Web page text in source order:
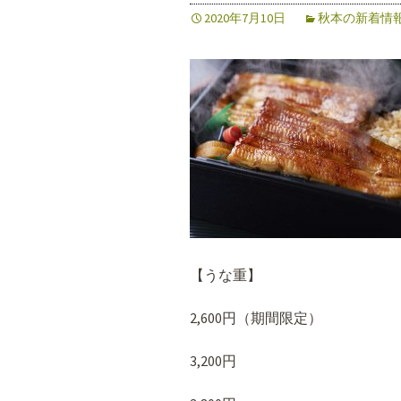
2020年7月10日 秋本の新着情
【うな重】
2,600円（期間限定）
3,200円